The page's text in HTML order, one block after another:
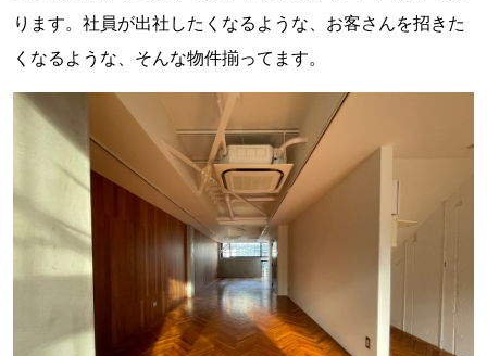
ります。社員が出社したくなるような、お客さんを招きた
くなるような、そんな物件揃ってます。